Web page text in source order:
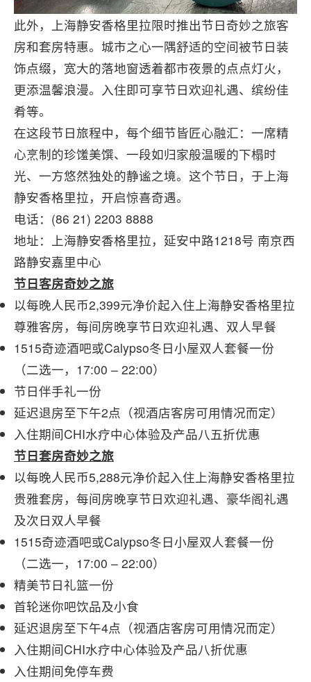
此外，上海静安香格里拉限时推出节日奇妙之旅客
房和套房特惠。城市之心一隅舒适的空间被节日装
饰点缀，宽大的落地窗透着都市夜景的点点灯火，
更添温馨浪漫。入住即可享节日欢迎礼遇、缤纷佳
肴等。
在这段节日旅程中，每个细节皆匠心融汇：一席精
心烹制的珍馐美馔、一段如归家般温暖的下榻时
光、一方悠然独处的静谧之境。这个节日，于上海
静安香格里拉，开启惊喜奇遇。
电话：(86 21) 2203 8888
地址：上海静安香格里拉，延安中路1218号 南京西
路静安嘉里中心
节日客房奇妙之旅
以每晚人民币2,399元净价起入住上海静安香格里拉
尊雅客房，每间房晚享节日欢迎礼遇、双人早餐
1515奇迹酒吧或Calypso冬日小屋双人套餐一份
（二选一，17:00 – 22:00）
节日伴手礼一份
延迟退房至下午2点（视酒店客房可用情况而定）
入住期间CHI水疗中心体验及产品八五折优惠
节日套房奇妙之旅
以每晚人民币5,288元净价起入住上海静安香格里拉
贵雅套房，每间房晚享节日欢迎礼遇、豪华阁礼遇
及次日双人早餐
1515奇迹酒吧或Calypso冬日小屋双人套餐一份
（二选一，17:00 – 22:00）
精美节日礼篮一份
首轮迷你吧饮品及小食
延迟退房至下午4点（视酒店客房可用情况而定）
入住期间CHI水疗中心体验及产品八折优惠
入住期间免停车费